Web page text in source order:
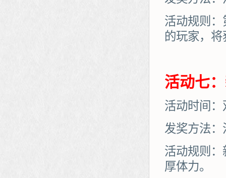
活动规则
的玩家，
活动七
活动时间
发奖方法
活动规则
厚体力。